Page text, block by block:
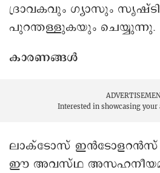
ദ്രാവകവും ഗ്യാസും
പുറന്തള്ളുകയും ചെയ്യുന്നു.
കാരണങ്ങൾ
Interested in showcasing your
ലാക്ടോസ് ഇൻടോളറൻസ്
ഈ അവസ്ഥ